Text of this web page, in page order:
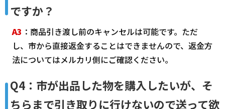
ですか？
A3 ：商品引き渡し前のキャンセルは可能です。ただ
し、市から直接返金することはできませんので、返金方
法についてはメルカリ側にご確認ください。
Q4：市が出品した物を購入したいが、そ
ちらまで引き取りに行けないので送って欲